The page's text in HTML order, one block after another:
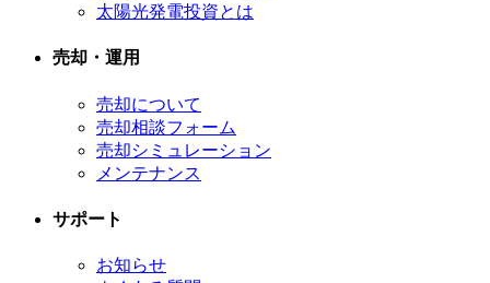
太陽光発電投資とは
売却・運用
売却について
売却相談フォーム
売却シミュレーション
メンテナンス
サポート
お知らせ